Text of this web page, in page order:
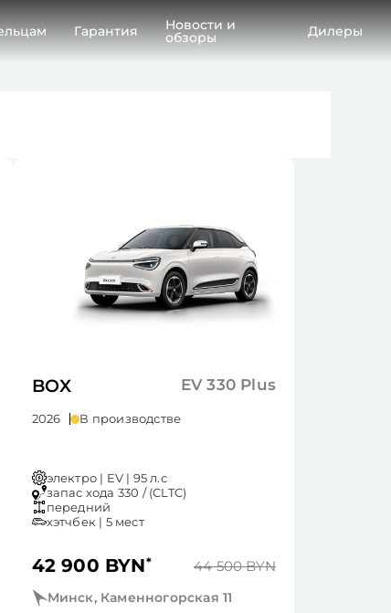
Гарантия Новости и
обзоры Дилеры
BOX EV 330 Plus
2026 В производстве
электро | EV | 95 л.с
запас хода 330 / (CLTC)
передний
хэтчбек | 5 мест
42 900 BYN* 44 500 BYN
Минск, Каменногорская 11